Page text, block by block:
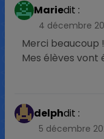
Mariedit :
4 décembre
Merci beaucoup !
Mes élèves vont
delphdit :
5 décembre